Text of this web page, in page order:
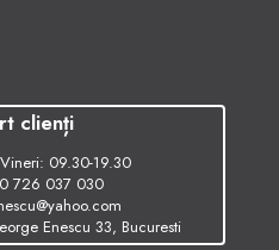
clienți
09.30-19.30
726 037 030
Enescu 33, Bucuresti